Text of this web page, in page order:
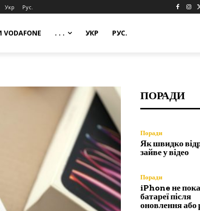
Укр Рус.
. . . УКР РУС.
ПОРАДИ
Поради
Як швидко
зайве у відео
Поради
iPhone не
батареї після
оновлення або